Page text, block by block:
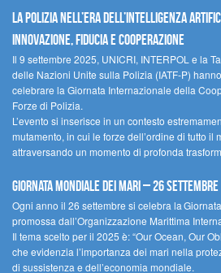
La polizia nell’era dell’Intelligenza
innovazione, fiducia e cooperazione
Il 9 settembre 2025, UNICRI, INTERPOL e la
delle Nazioni Unite sulla Polizia (IATF-P)
celebrare la Giornata Internazionale della
Forze di Polizia.
L’evento si inserisce in un contesto
mutamento, in cui le forze dell’ordine di tutto il
attraversando un momento di profonda
Giornata Mondiale dei Mari – 26 settembre
Ogni anno il 26 settembre si celebra la
promossa dall’Organizzazione Marittima
Il tema scelto per il 2025 è: “Our Ocean, Our
che evidenzia l’importanza dei mari nella
di sussistenza e dell’economia mondiale.